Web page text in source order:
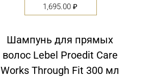
1,695.00 ₽
Шампунь для прямых
волос Lebel Proedit Care
Works Through Fit 300 мл